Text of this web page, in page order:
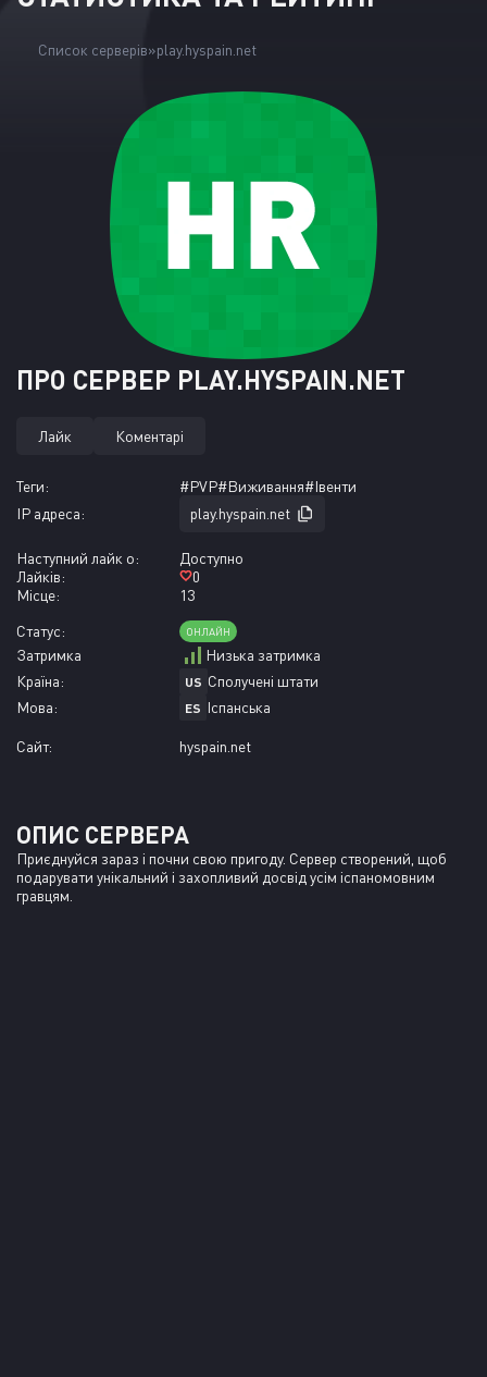
Список серверів play.hyspain.net
ПРО СЕРВЕР PLAY.HYSPAIN.NET
Лайк Коментарі
Теги: #PVP#Виживання#Івенти
IP адреса:
play.hyspain.net
Наступний лайк о:
Доступно
Лайків:
0
Місце:
13
Статус:
ОНЛАЙН
Затримка
Низька затримка
Країна:
US Сполучені штати
Мова:
ES Іспанська
Сайт: hyspain.net
ОПИС СЕРВЕРА
Приєднуйся зараз і почни свою пригоду. Сервер створений, щоб
подарувати унікальний і захопливий досвід усім іспаномовним
гравцям.